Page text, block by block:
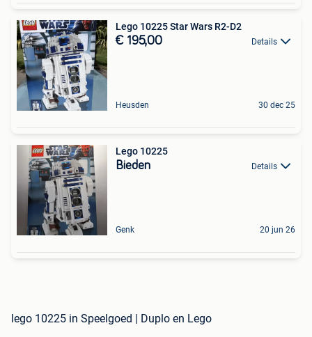
Lego 10225 Star Wars R2-D2
€ 195,00 Details
Heusden 30 dec 25
Lego 10225
Bieden Details
Genk 20 jun 26
lego 10225 in Speelgoed | Duplo en Lego